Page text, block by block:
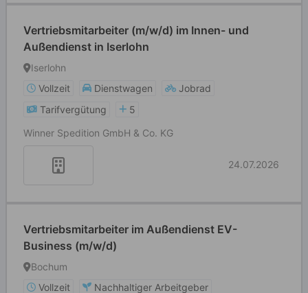
Vertriebsmitarbeiter (m/w/d) im Innen- und
Außendienst in Iserlohn
Iserlohn
Vollzeit
Dienstwagen
Jobrad
Tarifvergütung
5
Winner Spedition GmbH & Co. KG
24.07.2026
Vertriebsmitarbeiter im Außendienst EV-
Business (m/w/d)
Bochum
Vollzeit
Nachhaltiger Arbeitgeber